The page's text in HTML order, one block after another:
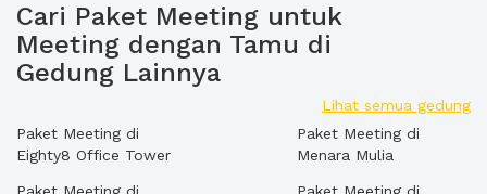
Cari Paket Meeting untuk
Meeting dengan Tamu di
Gedung Lainnya
Lihat semua gedung
Paket Meeting di
Eighty8 Office Tower
Paket Meeting di
Menara Mulia